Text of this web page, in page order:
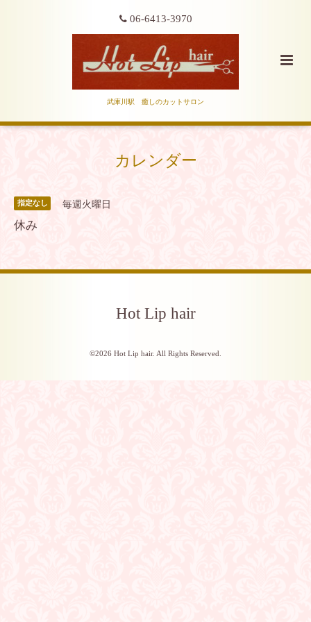
06-6413-3970
武庫川駅 癒しのカットサロン
カレンダー
指定なし 毎週火曜日
休み
Hot Lip hair
©2026 Hot Lip hair. All Rights Reserved.